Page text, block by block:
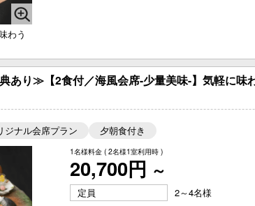
わう
あり≫【2食付／海風会席-少量美味-】気軽に味
ジナル会席プラン 夕朝食付き
1名様料金 ( 2名様1室利用時 )
20,700円 ～
定員 2～4名様